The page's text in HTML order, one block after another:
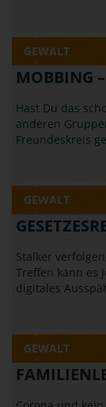
GEWALT
MOBBING
Hast Du das
anderen
Freundeskreis
GEWALT
Stalker
Treffen kann es
digitales
GEWALT